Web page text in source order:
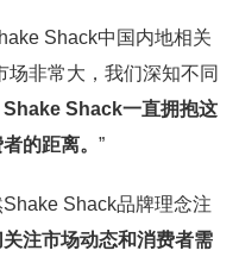
Shack中国内地相关
场非常大，我们深知不同
Shake Shack一直拥抱这
的距离。 ”
Shack品牌理念注
注市场动态和消费者需